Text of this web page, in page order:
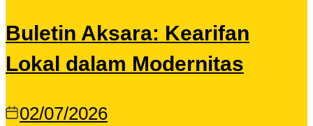
Buletin Aksara: Kearifan
Lokal dalam Modernitas
02/07/2026